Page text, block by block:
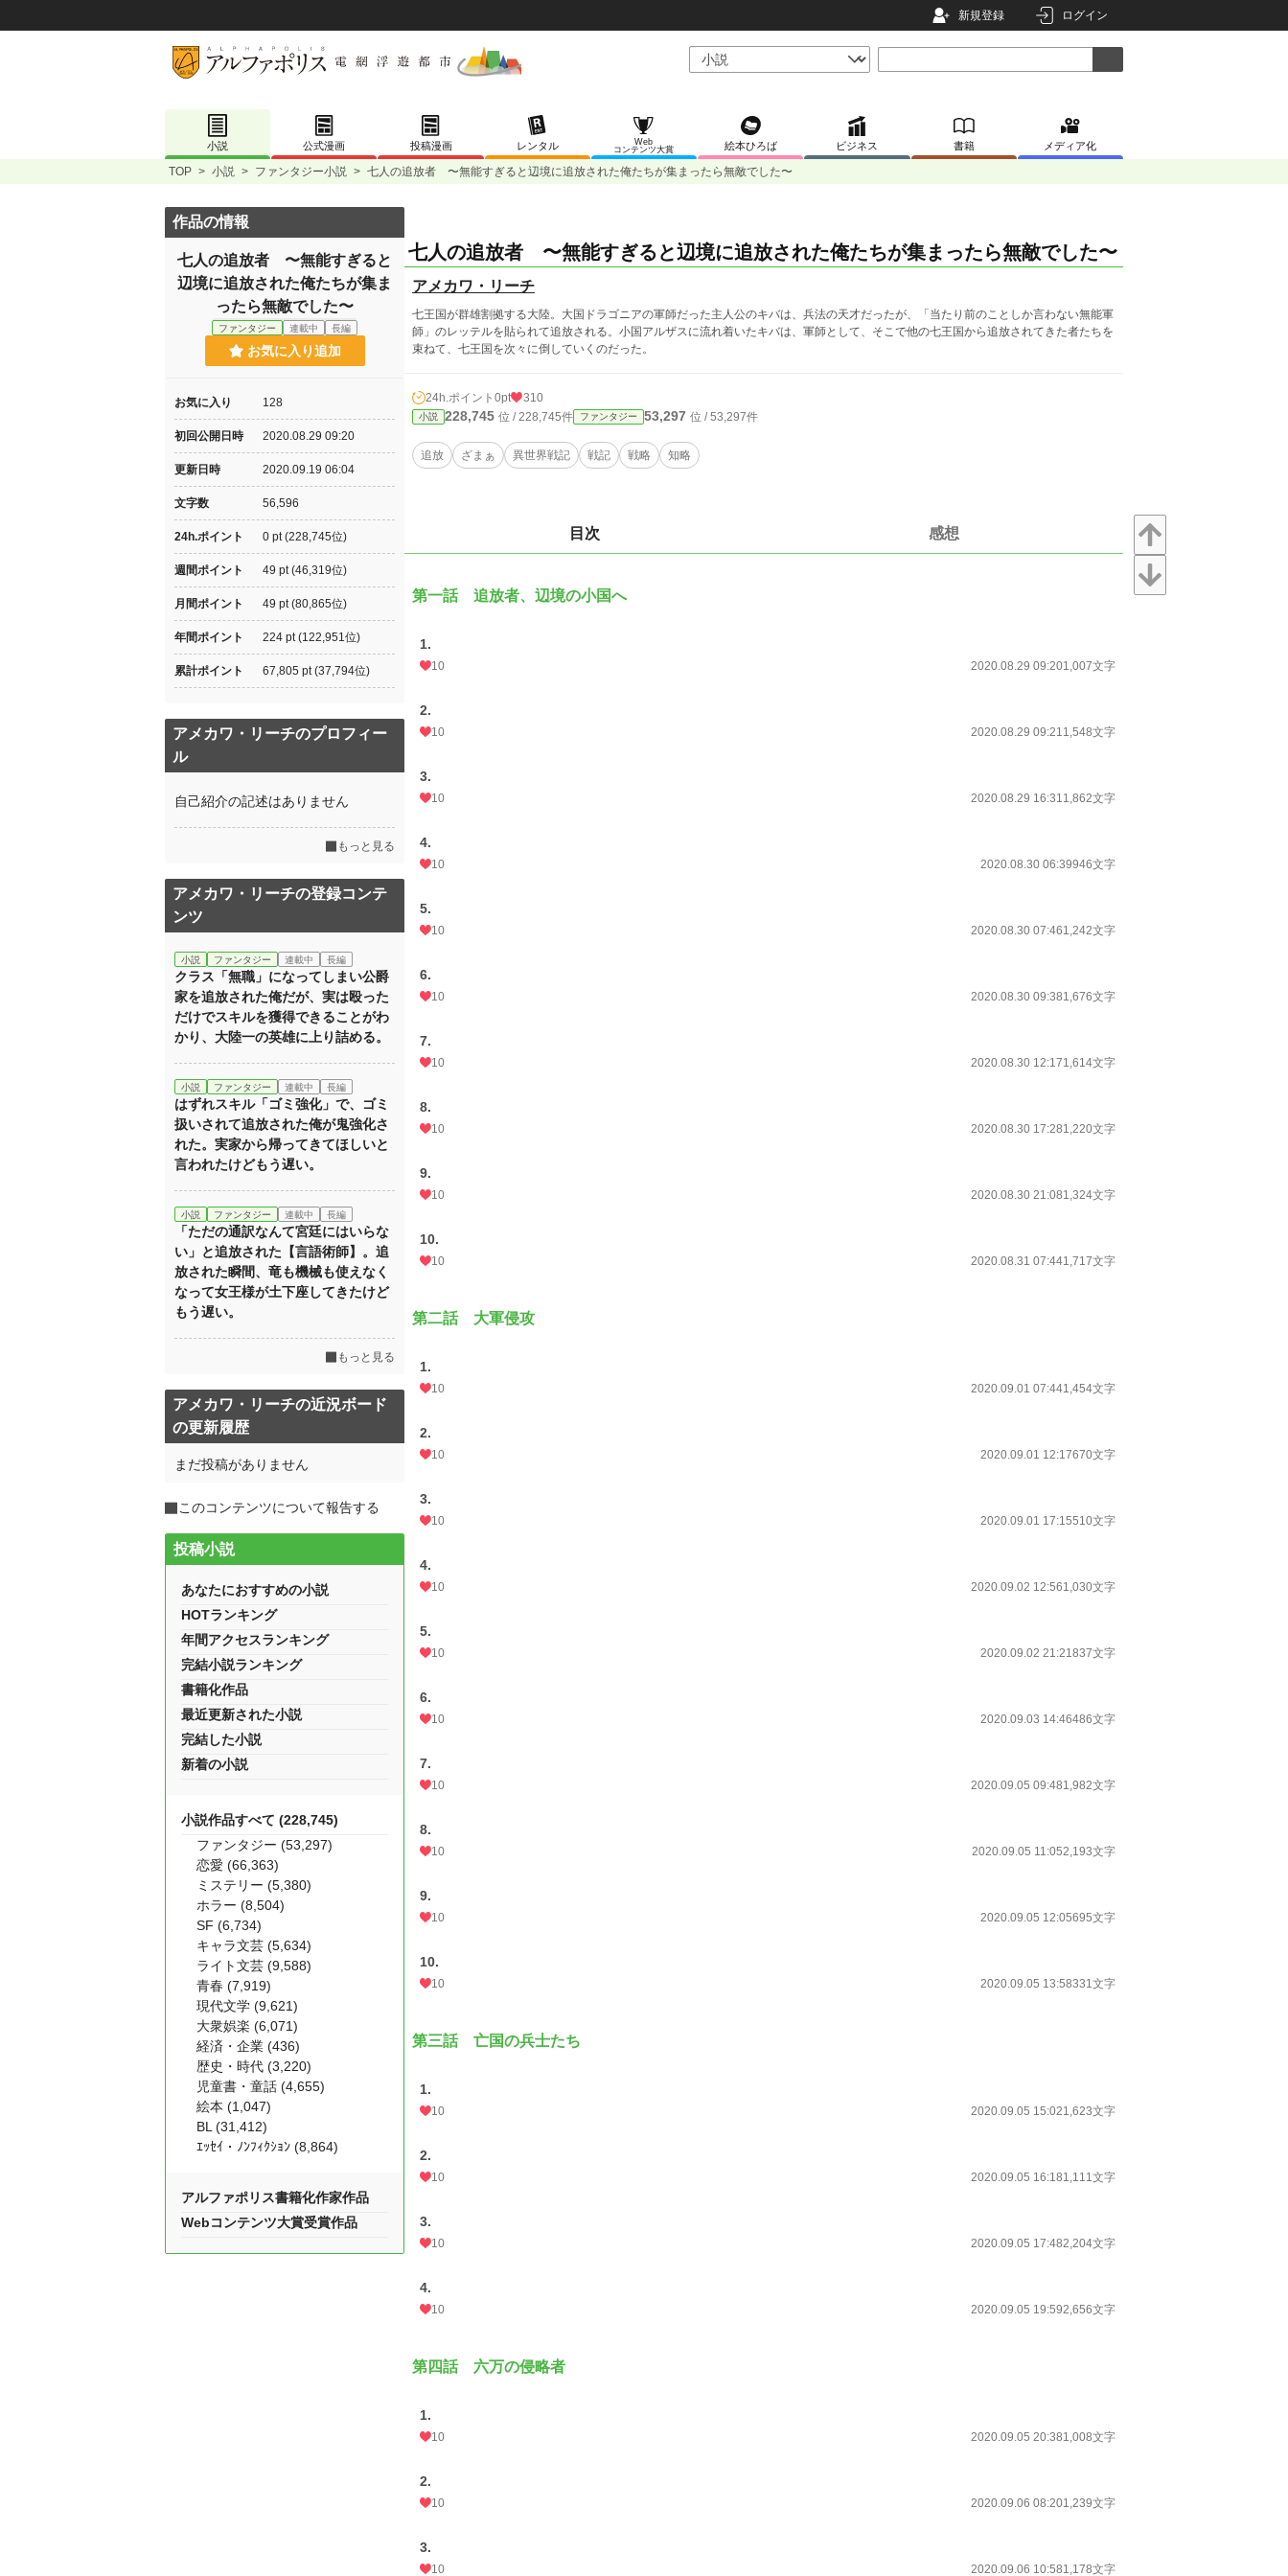
新規登録 ログイン
小説 公式漫画 投稿漫画 レンタル
Web
コンテンツ大賞
絵本ひろば ビジネス 書籍 メディア化
TOP > 小説 > ファンタジー小説 > 七人の追放者 〜無能すぎると辺境に追放された俺たちが集まったら無敵でした〜
七人の追放者 〜無能すぎると辺境に追放された俺たちが集まったら無敵でした〜
アメカワ・リーチ
七王国が群雄割拠する大陸。大国ドラゴニアの軍師だった主人公のキバは、兵法の天才だったが、「当たり前のことしか言わない無能軍
師」のレッテルを貼られて追放される。小国アルザスに流れ着いたキバは、軍師として、そこで他の七王国から追放されてきた者たちを
束ねて、七王国を次々に倒していくのだった。
24h.ポイント 0pt 310
小説 228,745 位 / 228,745件 ファンタジー 53,297 位 / 53,297件
追放 ざまぁ 異世界戦記 戦記 戦略 知略
目次 感想
第一話 追放者、辺境の小国へ
1.
10 2020.08.29 09:201,007文字
2.
10 2020.08.29 09:211,548文字
3.
10 2020.08.29 16:311,862文字
4.
10 2020.08.30 06:39946文字
5.
10 2020.08.30 07:461,242文字
6.
10 2020.08.30 09:381,676文字
7.
10 2020.08.30 12:171,614文字
8.
10 2020.08.30 17:281,220文字
9.
10 2020.08.30 21:081,324文字
10.
10 2020.08.31 07:441,717文字
第二話 大軍侵攻
1.
10 2020.09.01 07:441,454文字
2.
10 2020.09.01 12:17670文字
3.
10 2020.09.01 17:15510文字
4.
10 2020.09.02 12:561,030文字
5.
10 2020.09.02 21:21837文字
6.
10 2020.09.03 14:46486文字
7.
10 2020.09.05 09:481,982文字
8.
10 2020.09.05 11:052,193文字
9.
10 2020.09.05 12:05695文字
10.
10 2020.09.05 13:58331文字
第三話 亡国の兵士たち
1.
10 2020.09.05 15:021,623文字
2.
10 2020.09.05 16:181,111文字
3.
10 2020.09.05 17:482,204文字
4.
10 2020.09.05 19:592,656文字
第四話 六万の侵略者
1.
10 2020.09.05 20:381,008文字
2.
10 2020.09.06 08:201,239文字
3.
10 2020.09.06 10:581,178文字
作品の情報
七人の追放者 〜無能すぎると
辺境に追放された俺たちが集ま
ったら無敵でした〜
ファンタジー 連載中 長編
お気に入り追加
お気に入り 128
初回公開日時 2020.08.29 09:20
更新日時 2020.09.19 06:04
文字数 56,596
24h.ポイント 0 pt (228,745位)
週間ポイント 49 pt (46,319位)
月間ポイント 49 pt (80,865位)
年間ポイント 224 pt (122,951位)
累計ポイント 67,805 pt (37,794位)
アメカワ・リーチのプロフィー
ル
自己紹介の記述はありません
もっと見る
アメカワ・リーチの登録コンテ
ンツ
小説 ファンタジー 連載中 長編
クラス「無職」になってしまい公爵
家を追放された俺だが、実は殴った
だけでスキルを獲得できることがわ
かり、大陸一の英雄に上り詰める。
小説 ファンタジー 連載中 長編
はずれスキル「ゴミ強化」で、ゴミ
扱いされて追放された俺が鬼強化さ
れた。実家から帰ってきてほしいと
言われたけどもう遅い。
小説 ファンタジー 連載中 長編
「ただの通訳なんて宮廷にはいらな
い」と追放された【言語術師】。追
放された瞬間、竜も機械も使えなく
なって女王様が土下座してきたけど
もう遅い。
もっと見る
アメカワ・リーチの近況ボード
の更新履歴
まだ投稿がありません
このコンテンツについて報告する
投稿小説
あなたにおすすめの小説
HOTランキング
年間アクセスランキング
完結小説ランキング
書籍化作品
最近更新された小説
完結した小説
新着の小説
小説作品すべて (228,745)
ファンタジー (53,297)
恋愛 (66,363)
ミステリー (5,380)
ホラー (8,504)
SF (6,734)
キャラ文芸 (5,634)
ライト文芸 (9,588)
青春 (7,919)
現代文学 (9,621)
大衆娯楽 (6,071)
経済・企業 (436)
歴史・時代 (3,220)
児童書・童話 (4,655)
絵本 (1,047)
BL (31,412)
ｴｯｾｲ・ﾉﾝﾌｨｸｼｮﾝ (8,864)
アルファポリス書籍化作家作品
Webコンテンツ大賞受賞作品